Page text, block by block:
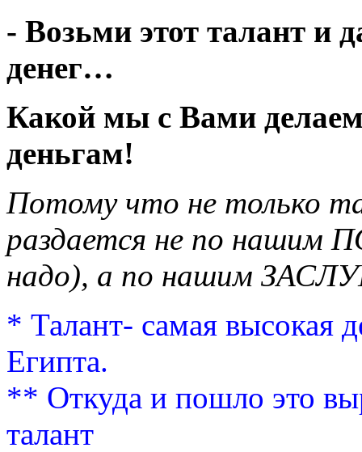
- Возьми этот талант и
денег…
Какой мы с Вами
деньгам!
Потому что не только
раздается не по нашим
надо), а по нашим
* Талант- самая высокая
Египта.
** Откуда и пошло это
талант